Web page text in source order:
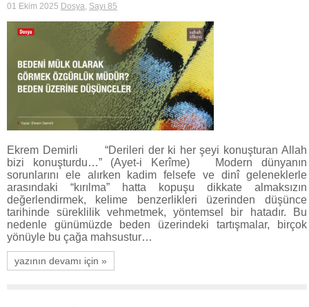
01 Ekim 2025 Dosya, Sayı 85
Ekrem Demirli “Derileri der ki her şeyi konuşturan Allah
bizi konuşturdu…” (Ayet-i Kerîme) Modern dünyanın
sorunlarını ele alırken kadim felsefe ve dinî geleneklerle
arasındaki “kırılma” hatta kopuşu dikkate almaksızın
değerlendirmek, kelime benzerlikleri üzerinden düşünce
tarihinde süreklilik vehmetmek, yöntemsel bir hatadır. Bu
nedenle günümüzde beden üzerindeki tartışmalar, birçok
yönüyle bu çağa mahsustur…
yazının devamı için »